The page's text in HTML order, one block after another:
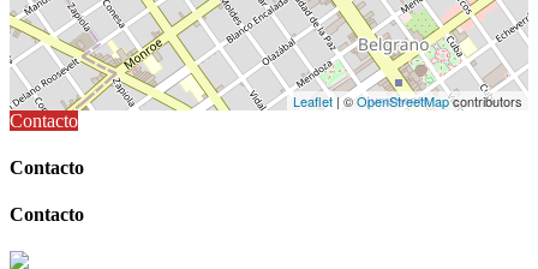
Leaflet| ©OpenStreetMapcontributors
Contacto
Contacto
Contacto